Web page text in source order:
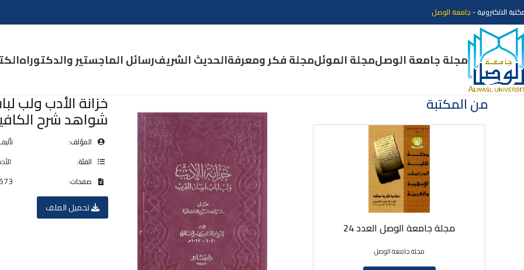
الالكترونية -جامعة الوصل
مجلة جامعة الوصلمجلة الموئلمجلة فكر ومعرفةالحديث الشريفرسائل الماجستير والدكتوراه
خزانة الأدب ولب
شواهد شرح
المؤلف:
الفئة:
صفحات:
تحميل الملف
من المكتبة
مجلة جامعة الوصل العدد 24
مجلة جامعة الوصل
مجلة جامعة الوصل العدد 22
مجلة جامعة الوصل